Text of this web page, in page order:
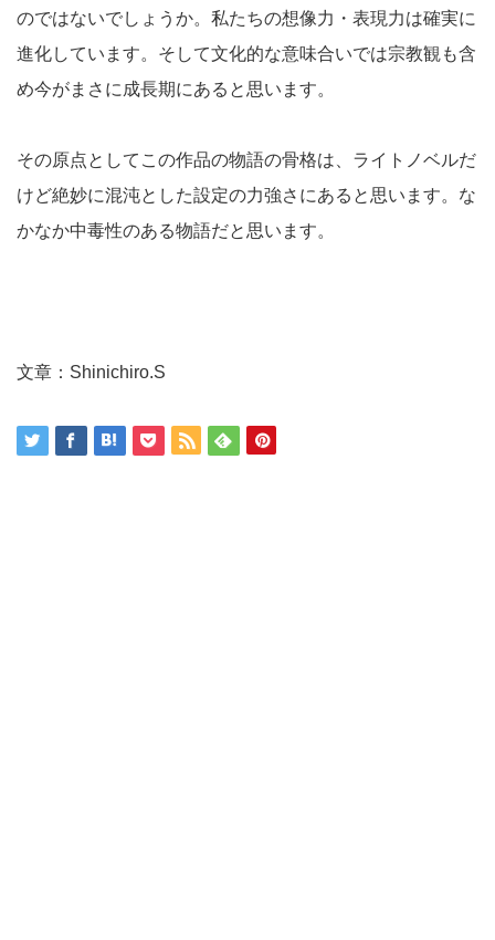
のではないでしょうか。私たちの想像力・表現力は確実に
進化しています。そして文化的な意味合いでは宗教観も含
め今がまさに成長期にあると思います。
その原点としてこの作品の物語の骨格は、ライトノベルだ
けど絶妙に混沌とした設定の力強さにあると思います。な
かなか中毒性のある物語だと思います。
文章：Shinichiro.S